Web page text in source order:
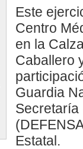
Este
Centro
en la
Caballero
Guardia
Secretaría
Estatal.